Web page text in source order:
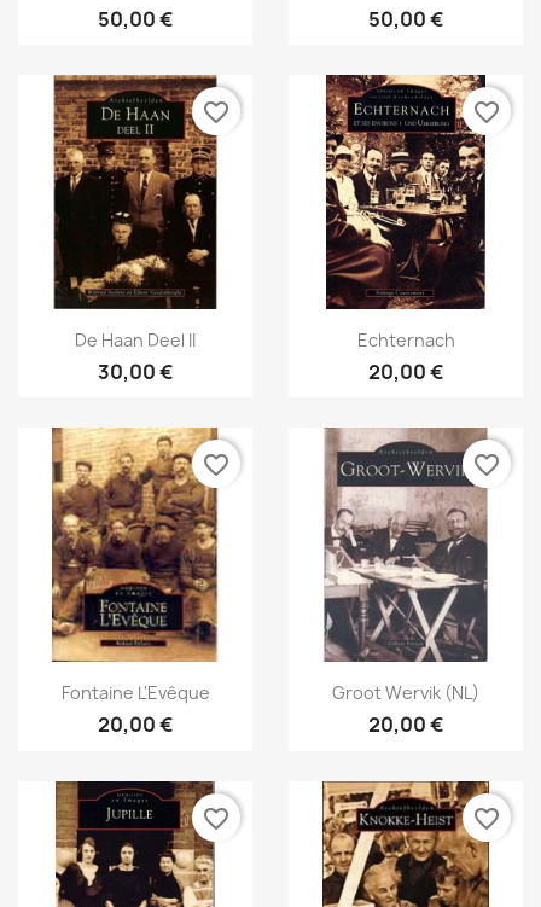
50,00 € 50,00 €
Snabbvy
De Haan Deel II
30,00 €
favorite_border
Snabbvy
Echternach
20,00 €
favorite_border
Snabbvy
Fontaine L'Evêque
20,00 €
favorite_border
Snabbvy
Groot Wervik (NL)
20,00 €
favorite_border
favorite_border favorite_border